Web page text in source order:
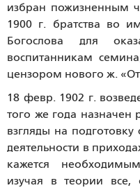
избран пожизненным
1900 г. братства во
Богослова для
воспитанникам
цензором нового ж.
18 февр. 1902 г.
того же года
взгляды на
деятельности в
кажется
изучая в теории все,